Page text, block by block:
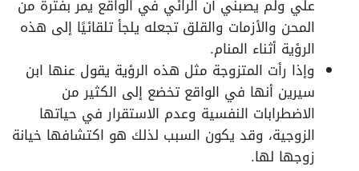
علي ولم يصبني أن الرائي في الواقع يمر بفترة من
المحن والأزمات والقلق تجعله يلجأ تلقائيًا إلى هذه
الرؤية أثناء المنام.
وإذا رأت المتزوجة مثل هذه الرؤية يقول عنها ابن
سيرين أنها في الواقع تخضع إلى الكثير من
الاضطرابات النفسية وعدم الاستقرار في حياتها
الزوجية، وقد يكون السبب لذلك هو اكتشافها خيانة
زوجها لها.